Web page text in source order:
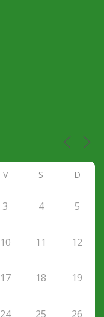
V S D
3 4 5
10 11 12
17 18 19
24 25 26